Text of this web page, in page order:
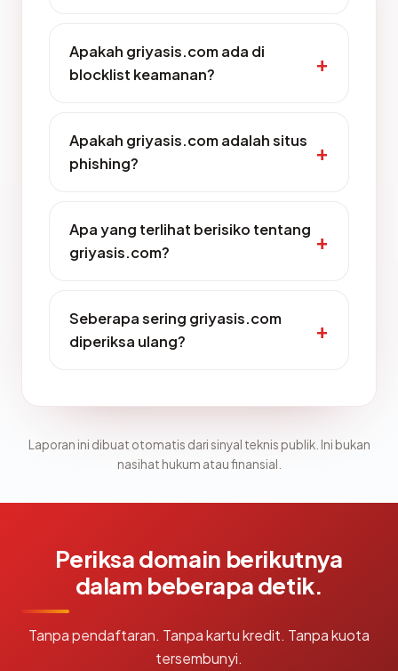
Apakah griyasis.com ada di
blocklist keamanan?
Apakah griyasis.com adalah situs
phishing?
Apa yang terlihat berisiko tentang
griyasis.com?
Seberapa sering griyasis.com
diperiksa ulang?
Laporan ini dibuat otomatis dari sinyal teknis publik. Ini bukan
nasihat hukum atau finansial.
Periksa domain berikutnya
dalam beberapa detik.
Tanpa pendaftaran. Tanpa kartu kredit. Tanpa kuota
tersembunyi.